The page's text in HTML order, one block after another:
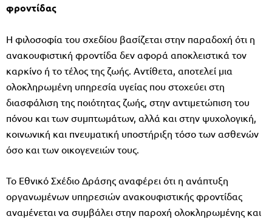
φροντίδας
Η φιλοσοφία του σχεδίου βασίζεται στην παραδοχή ότι η
ανακουφιστική φροντίδα δεν αφορά αποκλειστικά τον
καρκίνο ή το τέλος της ζωής. Αντίθετα, αποτελεί μια
ολοκληρωμένη υπηρεσία υγείας που στοχεύει στη
διασφάλιση της ποιότητας ζωής, στην αντιμετώπιση του
πόνου και των συμπτωμάτων, αλλά και στην ψυχολογική,
κοινωνική και πνευματική υποστήριξη τόσο των ασθενών
όσο και των οικογενειών τους.
Το Εθνικό Σχέδιο Δράσης αναφέρει ότι η ανάπτυξη
οργανωμένων υπηρεσιών ανακουφιστικής φροντίδας
αναμένεται να συμβάλει στην παροχή ολοκληρωμένης και